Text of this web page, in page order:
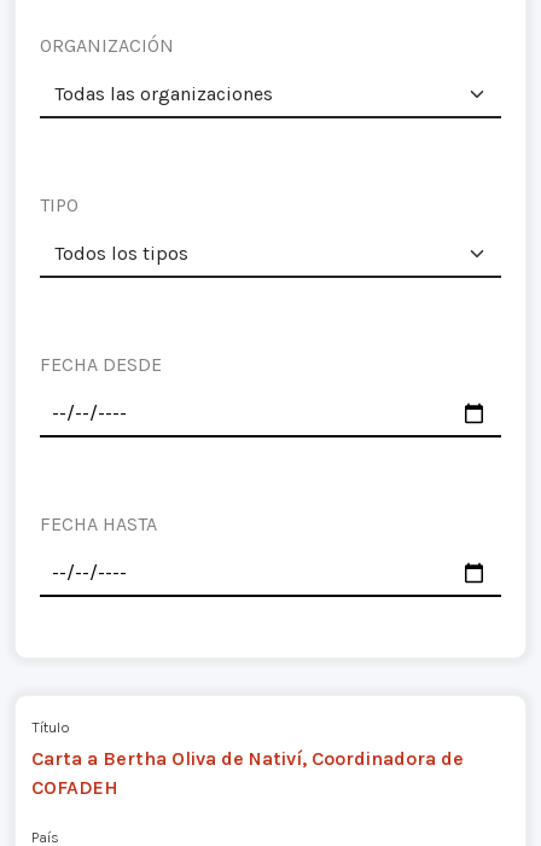
ORGANIZACIÓN
TIPO
FECHA DESDE
FECHA HASTA
Título
Carta a Bertha Oliva de Nativí, Coordinadora de
COFADEH
País